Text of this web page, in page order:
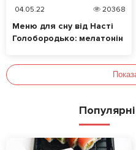
04.05.22 20368
Меню для сну від Насті
Голобородько: мелатонін
нормально спати